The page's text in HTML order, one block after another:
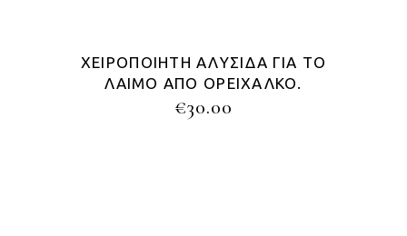
ΧΕΙΡΟΠΟΊΗΤΗ ΑΛΥΣΊΔΑ ΓΙΑ ΤΟ
ΛΑΙΜΌ ΑΠΌ ΟΡΕΊΧΑΛΚΟ.
€30.00